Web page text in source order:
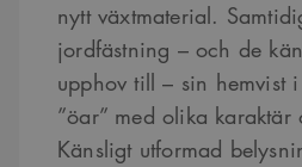
nytt växtmaterial.
jordfästning – och de
upphov till – sin hemvist
”öar” med olika
Känsligt utformad